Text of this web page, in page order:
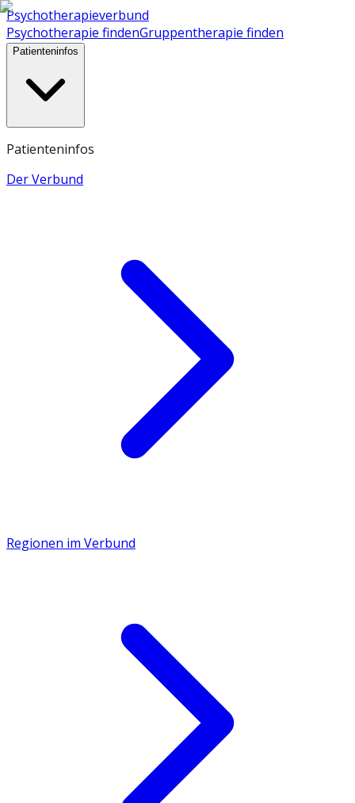
Psychotherapieverbund
Psychotherapie findenGruppentherapie finden
Patienteninfos
Patienteninfos
Der Verbund
Regionen im Verbund